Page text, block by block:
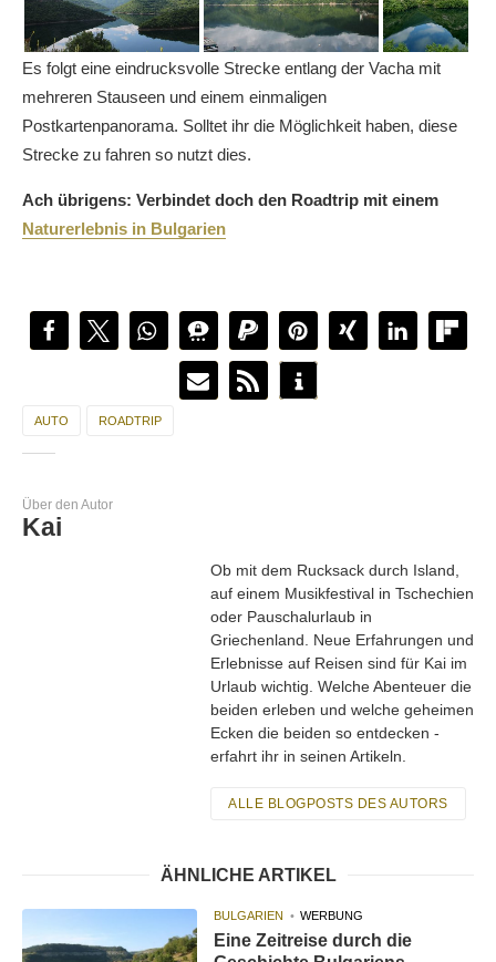
Es folgt eine eindrucksvolle Strecke entlang der Vacha mit
mehreren Stauseen und einem einmaligen
Postkartenpanorama. Solltet ihr die Möglichkeit haben, diese
Strecke zu fahren so nutzt dies.
Ach übrigens: Verbindet doch den Roadtrip mit einem
Naturerlebnis in Bulgarien
AUTO ROADTRIP
Über den Autor
Kai
Ob mit dem Rucksack durch Island,
auf einem Musikfestival in Tschechien
oder Pauschalurlaub in
Griechenland. Neue Erfahrungen und
Erlebnisse auf Reisen sind für Kai im
Urlaub wichtig. Welche Abenteuer die
beiden erleben und welche geheimen
Ecken die beiden so entdecken -
erfahrt ihr in seinen Artikeln.
ALLE BLOGPOSTS DES AUTORS
ÄHNLICHE ARTIKEL
BULGARIEN WERBUNG
Eine Zeitreise durch die